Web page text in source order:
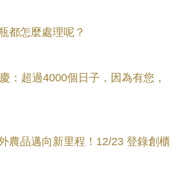
都怎麼處理呢？
：超過4000個日子，因為有您，
農品邁向新里程！12/23 登錄創櫃